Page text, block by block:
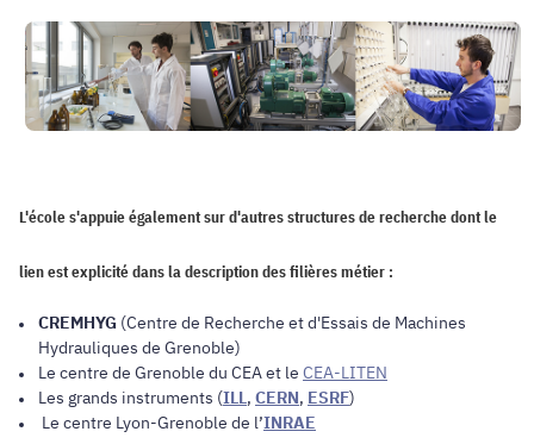
L'école s'appuie également surd'autres structures de recherchedont le
lien est explicité dans la description des filières métier :
CREMHYG (Centre de Recherche et d'Essais de Machines
Hydrauliques de Grenoble)
Le centre de Grenoble du CEA et le CEA-LITEN
Les grands instruments (ILL, CERN, ESRF)
Le centre Lyon-Grenoble de l’INRAE